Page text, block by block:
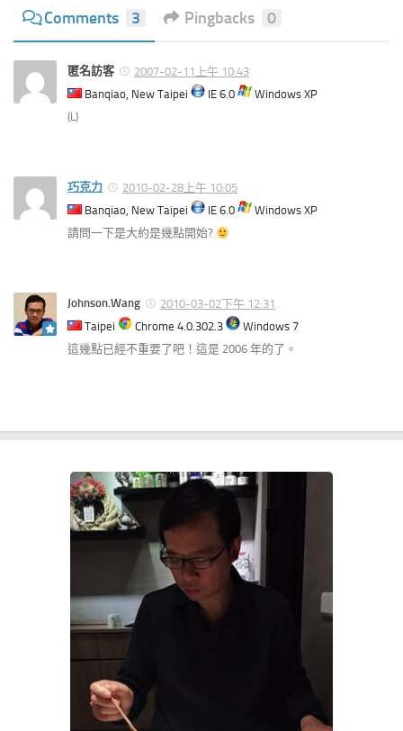
Comments 3 Pingbacks 0
匿名訪客
2007-02-11上午 10:43
Banqiao, New Taipei
IE 6.0
Windows XP
(L)
巧克力
2010-02-28上午 10:05
Banqiao, New Taipei
IE 6.0
Windows XP
請問一下是大約是幾點開始?
Johnson.Wang
2010-03-02下午 12:31
Taipei
Chrome 4.0.302.3
Windows 7
這幾點已經不重要了吧！這是 2006 年的了。